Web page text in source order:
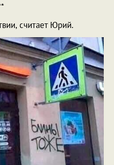
считает Юрий.